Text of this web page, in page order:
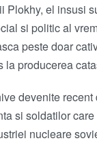
el insusi
si politic al
peste doar
la producerea
devenite
si soldatilor
nucleare